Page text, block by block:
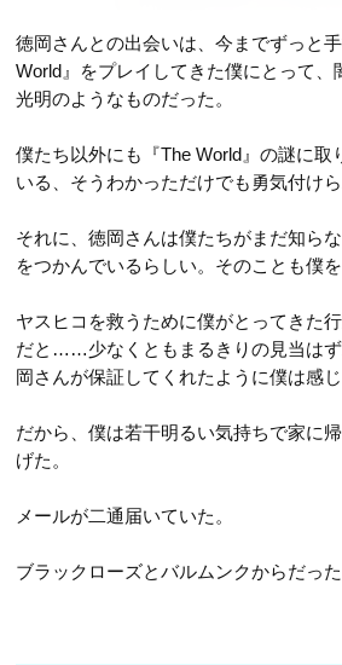
第10話
第11話
第12話
第13話
第14話
第16話
第17話
第18話
第20話
第30話
第31話
第33話
第35話
第37話
第38話
第39話
第41話
第42話
第49話
第52話
第54話
第55話
第61話
第62話
第63話
第64話
第65話
第66話
第67話 NEW
第68話NEW
第69話 NEW
徳岡さんとの出会いは、今までずっと
World』をプレイしてきた僕にとって、
光明のようなものだった。
僕たち以外にも『The World』の謎に取
いる、そうわかっただけでも勇気付け
それに、徳岡さんは僕たちがまだ知ら
をつかんでいるらしい。そのことも僕を
ヤスヒコを救うために僕がとってきた
だと……少なくともまるきりの見当は
岡さんが保証してくれたように僕は感じ
だから、僕は若干明るい気持ちで家に
げた。
メールが二通届いていた。
ブラックローズとバルムンクからだった